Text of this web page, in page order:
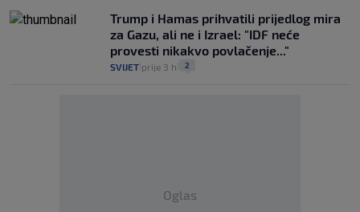
Trump i Hamas prihvatili prijedlog mira
za Gazu, ali ne i Izrael: "IDF neće
provesti nikakvo povlačenje..."
SVIJET prije 3 h 2
Oglas